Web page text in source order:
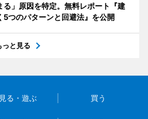
」原因を特定。無料レポート『建
つのパターンと回避法』を公開
っと見る
見る・遊ぶ 買う